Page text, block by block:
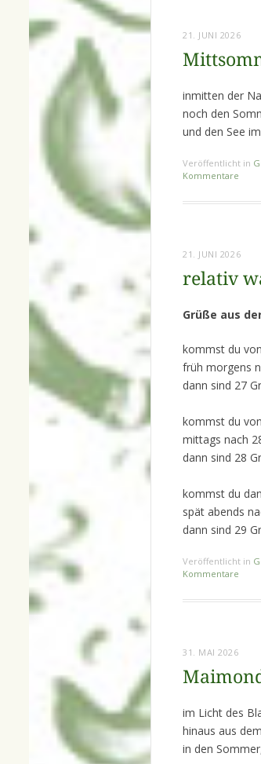
21. JUNI 2026
inmitten der
noch den
und den See
Veröffentlicht in
Kommentare
21. JUNI 2026
relativ
Grüße aus
kommst du
früh morgens
dann sind 27
kommst du
mittags nach
dann sind 28
kommst du
spät abends
dann sind 29
Veröffentlicht in
Kommentare
31. MAI 2026
im Licht des
hinaus aus
in den